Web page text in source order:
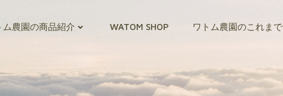
ム農園の商品紹介 WATOM SHOP ワトム農園のこれまで